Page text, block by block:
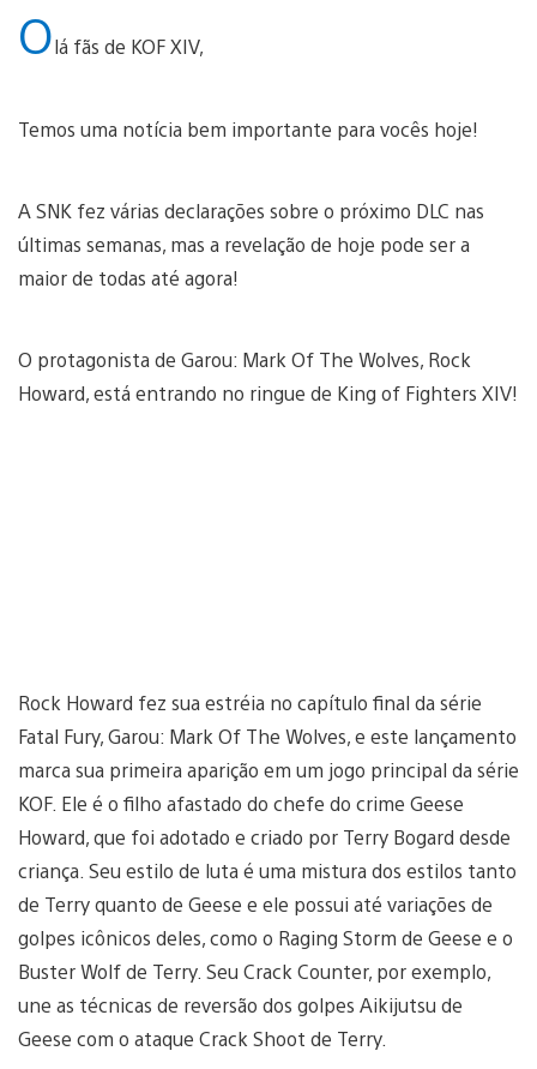
Olá fãs de KOF XIV,
Temos uma notícia bem importante para vocês hoje!
A SNK fez várias declarações sobre o próximo DLC nas
últimas semanas, mas a revelação de hoje pode ser a
maior de todas até agora!
O protagonista de Garou: Mark Of The Wolves, Rock
Howard, está entrando no ringue de King of Fighters XIV!
Rock Howard fez sua estréia no capítulo final da série
Fatal Fury, Garou: Mark Of The Wolves, e este lançamento
marca sua primeira aparição em um jogo principal da série
KOF. Ele é o filho afastado do chefe do crime Geese
Howard, que foi adotado e criado por Terry Bogard desde
criança. Seu estilo de luta é uma mistura dos estilos tanto
de Terry quanto de Geese e ele possui até variações de
golpes icônicos deles, como o Raging Storm de Geese e o
Buster Wolf de Terry. Seu Crack Counter, por exemplo,
une as técnicas de reversão dos golpes Aikijutsu de
Geese com o ataque Crack Shoot de Terry.